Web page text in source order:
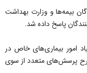
بیمه‌ها و وزارت بهداشت
پاسخ داده شد.
امور بیماری‌های خاص در
پرسش‌های متعدد از سوی